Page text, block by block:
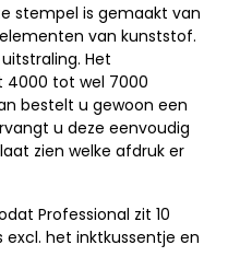
stempel is gemaakt van
van kunststof.
Het
4000 tot wel 7000
bestelt u gewoon een
u deze eenvoudig
zien welke afdruk er
Professional zit 10
excl. het inktkussentje en